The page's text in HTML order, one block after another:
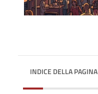
INDICE DELLA PAGINA